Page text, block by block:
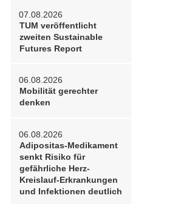
07.08.2026
TUM veröffentlicht
zweiten Sustainable
Futures Report
06.08.2026
Mobilität gerechter
denken
06.08.2026
Adipositas-Medikament
senkt Risiko für
gefährliche Herz-
Kreislauf-Erkrankungen
und Infektionen deutlich